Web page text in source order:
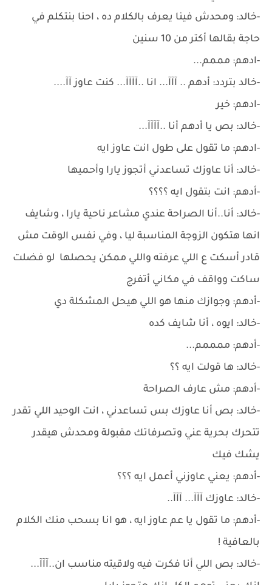
-خالد: ومحدش فينا يعرف بالكلام ده ، احنا بنتكلم في
حاجة بقالها أكتر من 10 سنين
-ادهم: مممم...
-خالد بتردد: أدهم .. آآآ... انا ..آآآآ... كنت عاوز آآ....
-ادهم: خير
-خالد: بص يا أدهم أنا ..آآآآ...
-ادهم: ما تقول على طول انت عاوز ايه
-خالد: أنا عاوزك تساعدني أتجوز يارا وأحميها
-أدهم: انت بتقول ايه ؟؟؟؟
-خالد: أنا..أنا الصراحة عندي مشاعر ناحية يارا ، وشايف
انها هتكون الزوجة المناسبة ليا ، وفي نفس الوقت مش
قادر أسكت ع اللي عرفته واللي ممكن يحصلها لو فضلت
ساكت وواقف في مكاني أتفرج
-أدهم: وجوازك منها هو اللي هيحل المشكلة دي
-خالد: ايوه ، أنا شايف كده
-أدهم: ممممم...
-خالد: ها قولت ايه ؟؟
-أدهم: مش عارف الصراحة
-خالد: بص أنا عاوزك بس تساعدني ، انت الوحيد اللي تقدر
تتحرك بحرية عني وتصرفاتك مقبولة ومحدش هيقدر
يشك فيك
-أدهم: يعني عاوزني أعمل ايه ؟؟؟
-خالد: عاوزك آآآ... آآآ..
-أدهم: ما تقول يا عم عاوز ايه ، هو انا بسحب منك الكلام
بالعافية !
-خالد: بص اللي أنا فكرت فيه ولاقيته مناسب ان..آآآ...